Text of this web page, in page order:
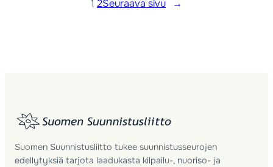
1 2Seuraava sivu →
Suomen Suunnistusliitto tukee suunnistusseurojen
edellytyksiä tarjota laadukasta kilpailu-, nuoriso- ja